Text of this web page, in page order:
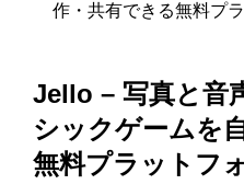
作・共有できる無料プ
Jello – 写真と音
シックゲームを
無料プラットフ